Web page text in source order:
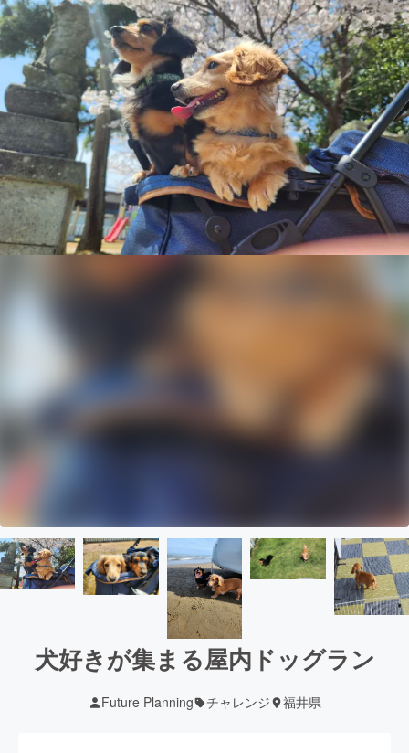
犬好きが集まる屋内ドッグラン
Future Planning チャレンジ 福井県